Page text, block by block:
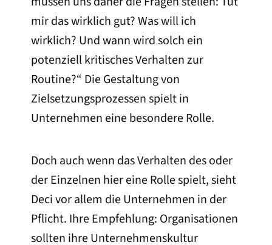
mir das wirklich gut? Was will ich
wirklich? Und wann wird solch ein
potenziell kritisches Verhalten zur
Routine?“ Die Gestaltung von
Zielsetzungsprozessen spielt in
Unternehmen eine besondere Rolle.
Doch auch wenn das Verhalten des oder
der Einzelnen hier eine Rolle spielt, sieht
Deci vor allem die Unternehmen in der
Pflicht. Ihre Empfehlung: Organisationen
sollten ihre Unternehmenskultur